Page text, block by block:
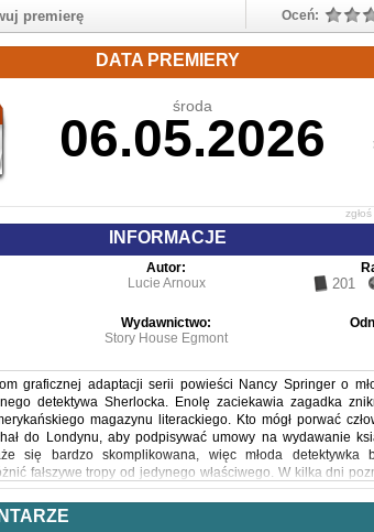
premierę Oceń:
DATA PREMIERY
środa
06.05.2026
INFORMACJE
Autor:
Lucie Arnoux
201
Wydawnictwo:
Story House Egmont
graficznej adaptacji serii powieści Nancy Springer o
detektywa Sherlocka. Enolę zaciekawia zagadka
magazynu literackiego. Kto mógł porwać
do Londynu, aby podpisywać umowy na wydawanie
się bardzo skomplikowana, więc młoda detektywka
fałszywe tropy od jedynego właściwego. W kilka dni
zajmujących się poszukiwaniem nowych lekarstw,
tajnych ulicznych organizacji...